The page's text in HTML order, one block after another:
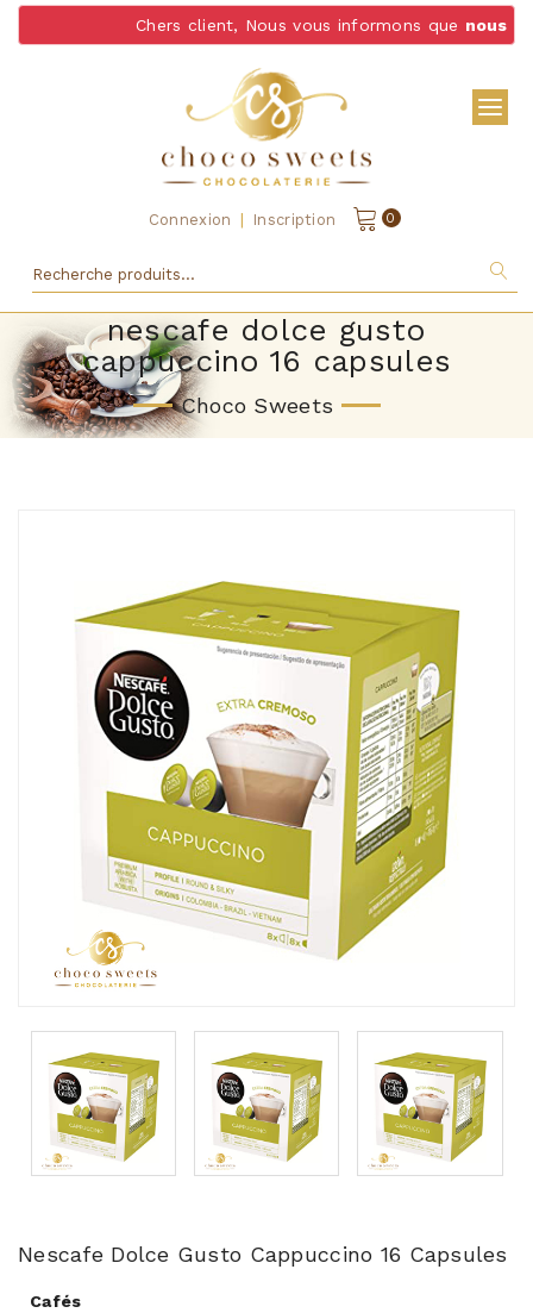
Chers client, Nous vous informons quenous ne
Connexion | Inscription 0
nescafe dolce gusto
cappuccino 16 capsules
Choco Sweets
Nescafe Dolce Gusto Cappuccino 16 Capsules
Cafés